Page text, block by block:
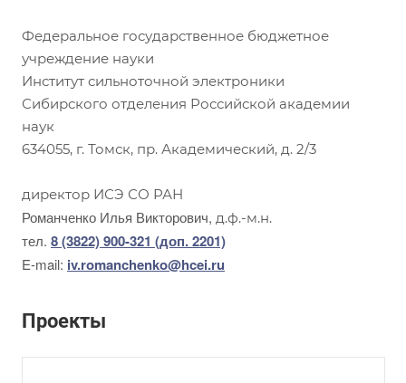
Федеральное государственное бюджетное
учреждение науки
Институт сильноточной электроники
Сибирского отделения Российской академии
наук
634055, г. Томск, пр. Академический, д. 2/3
директор ИСЭ СО РАН
Романченко Илья Викторович, д.ф.-м.н.
тел. 8 (3822) 900-321 (доп. 2201)
E-mail: iv.romanchenko@hcei.ru
Проекты